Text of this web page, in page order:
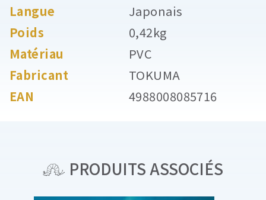
Langue
Japonais
Poids
0,42kg
Matériau
PVC
Fabricant
TOKUMA
EAN
4988008085716
PRODUITS ASSOCIÉS